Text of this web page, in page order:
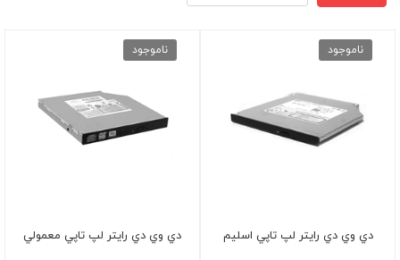
ناموجود
دي وي دي رايتر لپ تاپي اسليم
ناموجود
دي وي دي رايتر لپ تاپي معمولي